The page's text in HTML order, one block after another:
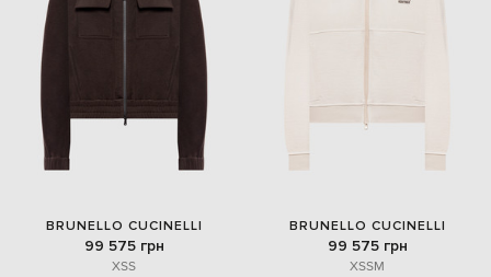
BRUNELLO CUCINELLI
99 575 грн
XSS
BRUNELLO CUCINELLI
99 575 грн
XSSM